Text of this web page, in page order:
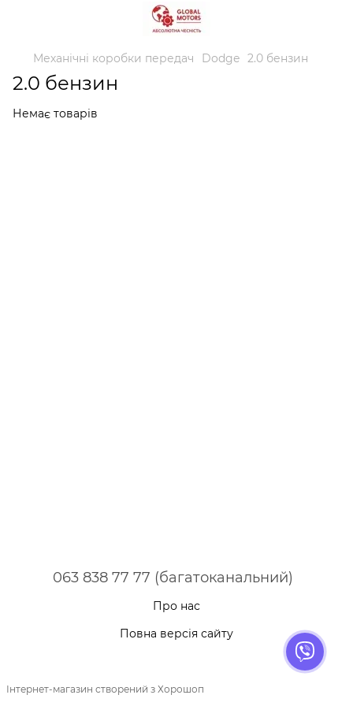
Механічні коробки передач Dodge 2.0 бензин
2.0 бензин
Немає товарів
063 838 77 77 (багатоканальний)
Про нас
Повна версія сайту
Інтернет-магазин створений з Хорошоп